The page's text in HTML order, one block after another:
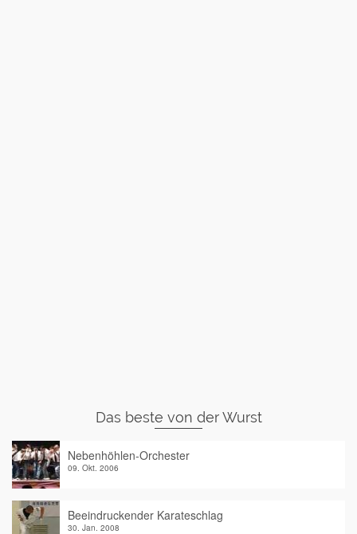
Das beste von der Wurst
Nebenhöhlen-Orchester
09. Okt. 2006
Beeindruckender Karateschlag
30. Jan. 2008